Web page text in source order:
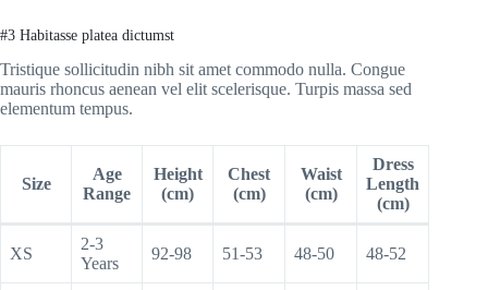
#3 Habitasse platea dictumst
Tristique sollicitudin nibh sit amet commodo nulla. Congue
mauris rhoncus aenean vel elit scelerisque. Turpis massa sed
elementum tempus.
Size
Age
Range
Height
(cm)
Chest
(cm)
Waist
(cm)
Dress
Length
(cm)
XS
2-3
Years
92-98 51-53 48-50 48-52